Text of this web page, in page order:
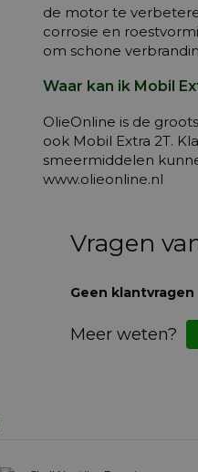
de motor te
corrosie en
om schone
Waar kan ik Mobil
OlieOnline is de
ook Mobil Extra 2T.
smeermiddelen
www.olieonline.nl
Vragen
Geen klantvragen
Meer weten?